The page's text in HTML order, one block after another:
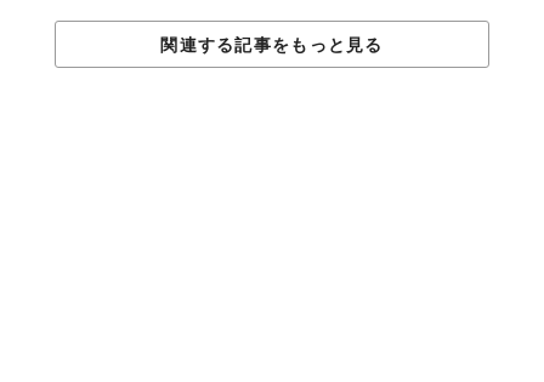
関連する記事をもっと見る